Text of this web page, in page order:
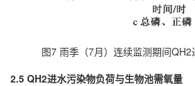
图7 雨季（7月）连续监测期间
2.5 QH2进水污染物负荷与生物池需氧量